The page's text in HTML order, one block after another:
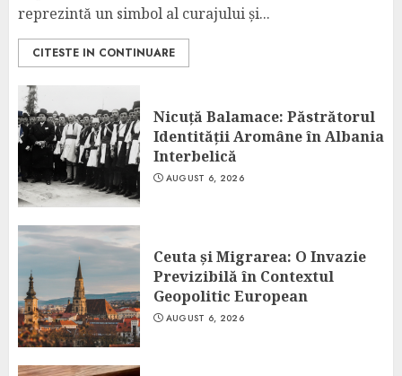
reprezintă un simbol al curajului și...
CITESTE IN CONTINUARE
Nicuță Balamace: Păstrătorul
Identității Aromâne în Albania
Interbelică
AUGUST 6, 2026
Ceuta și Migrarea: O Invazie
Previzibilă în Contextul
Geopolitic European
AUGUST 6, 2026